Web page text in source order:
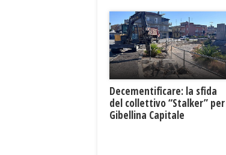
Decementificare: la sfida
del collettivo “Stalker” per
Gibellina Capitale